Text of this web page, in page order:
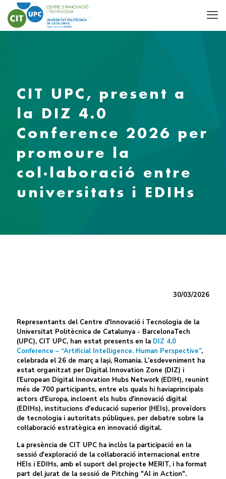
CIT UPC, present a
la DIZ 4.0
Conference 2026 per
promoure la
col·laboració entre
universitats i EDIHs
30/03/2026
Representants del Centre d'Innovació i Tecnologia de la
Universitat Politècnica de Catalunya - BarcelonaTech
(UPC), CIT UPC, han estat presents en la DIZ 4.0
Conference – “Artificial Intelligence. Human Perspective”,
celebrada el 26 de març a Iași, Romania. L’esdeveniment ha
estat organitzat per Digital Innovation Zone (DIZ) i
l’European Digital Innovation Hubs Network (EDIH), reunint
més de 700 participants, entre els quals hi haviaprincipals
actors d'Europa, incloent els hubs d'innovació digital
(EDIHs), institucions d'educació superior (HEIs), proveïdors
de tecnologia i autoritats públiques, per debatre sobre la
col·laboració estratègica en innovació digital.
La presència de CIT UPC ha inclòs la participació en la
sessió d'exploració de la col·laboració internacional entre
HEIs i EDIHs, amb el suport del projecte MERIT, i ha format
part del jurat de la sessió de Pitching "AI in Action".